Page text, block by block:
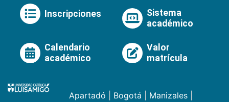
Inscripciones
Sistema
académico
Calendario
académico
Valor
matrícula
Apartadó Bogotá Manizales